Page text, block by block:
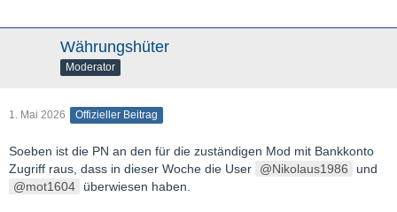
Währungshüter
Moderator
1. Mai 2026 Offizieller Beitrag
Soeben ist die PN an den für die zuständigen Mod mit Bankkonto
Zugriff raus, dass in dieser Woche die User
Nikolaus1986
und
mot1604
überwiesen haben.